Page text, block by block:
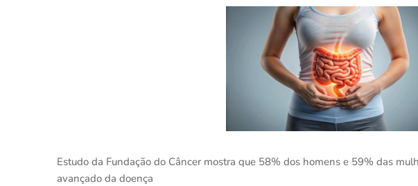
Estudo da Fundação do Câncer mostra que 58% dos homens e 59% das
avançado da doença